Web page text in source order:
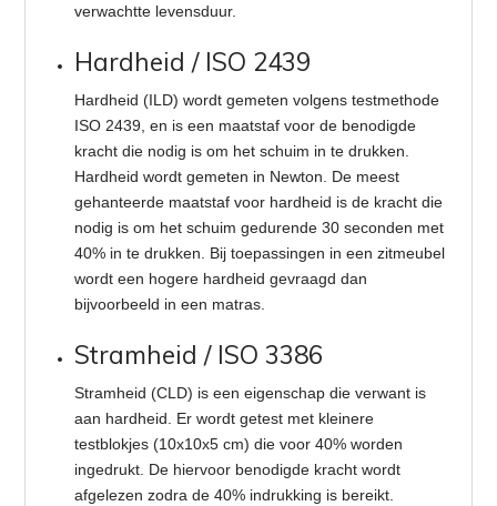
verwachtte levensduur.
Hardheid / ISO 2439
Hardheid (ILD) wordt gemeten volgens testmethode
ISO 2439, en is een maatstaf voor de benodigde
kracht die nodig is om het schuim in te drukken.
Hardheid wordt gemeten in Newton. De meest
gehanteerde maatstaf voor hardheid is de kracht die
nodig is om het schuim gedurende 30 seconden met
40% in te drukken. Bij toepassingen in een zitmeubel
wordt een hogere hardheid gevraagd dan
bijvoorbeeld in een matras.
Stramheid / ISO 3386
Stramheid (CLD) is een eigenschap die verwant is
aan hardheid. Er wordt getest met kleinere
testblokjes (10x10x5 cm) die voor 40% worden
ingedrukt. De hiervoor benodigde kracht wordt
afgelezen zodra de 40% indrukking is bereikt.